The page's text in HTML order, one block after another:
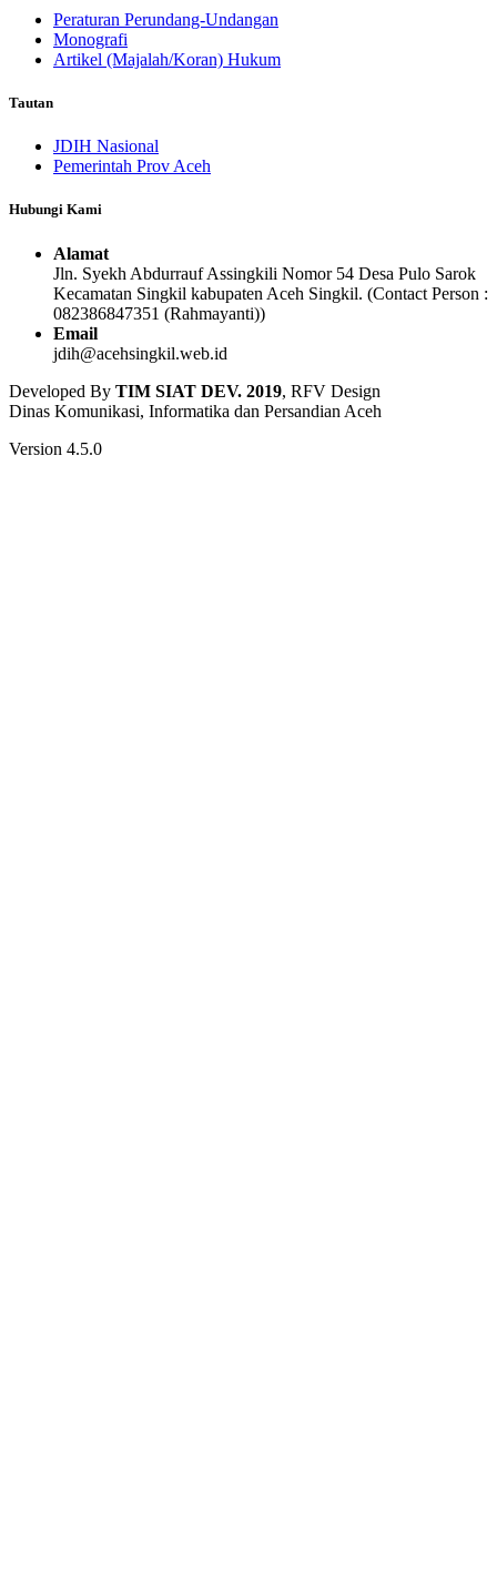
Peraturan Perundang-Undangan
Monografi
Artikel (Majalah/Koran) Hukum
Tautan
JDIH Nasional
Pemerintah Prov Aceh
Hubungi Kami
Alamat
Jln. Syekh Abdurrauf Assingkili Nomor 54 Desa Pulo Sarok
Kecamatan Singkil kabupaten Aceh Singkil. (Contact Person :
082386847351 (Rahmayanti))
Email
jdih@acehsingkil.web.id
Developed By TIM SIAT DEV. 2019, RFV Design
Dinas Komunikasi, Informatika dan Persandian Aceh
Version 4.5.0